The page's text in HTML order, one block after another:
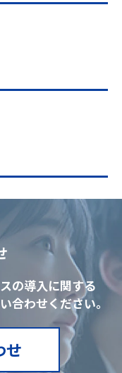
の導入に関する
合わせください。
せ